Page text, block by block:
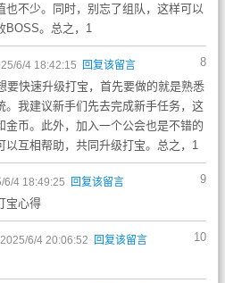
也不少。同时，别忘了组队，这样可以
BOSS。总之，1
8
6/4 18:42:15 回复该留言
要快速升级打宝，首先要做的就是熟悉
。我建议新手们先去完成新手任务，这
金币。此外，加入一个公会也是不错的
以互相帮助，共同升级打宝。总之，1
9
6/4 18:49:25 回复该留言
宝心得
10
6/4 20:06:52 回复该留言